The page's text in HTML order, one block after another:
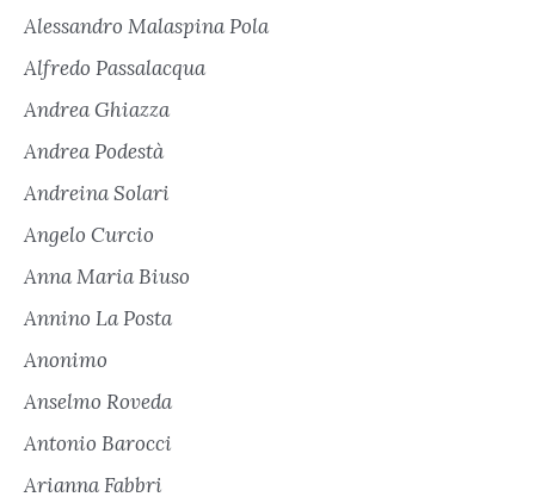
Alessandro Malaspina Pola
Alfredo Passalacqua
Andrea Ghiazza
Andrea Podestà
Andreina Solari
Angelo Curcio
Anna Maria Biuso
Annino La Posta
Anonimo
Anselmo Roveda
Antonio Barocci
Arianna Fabbri